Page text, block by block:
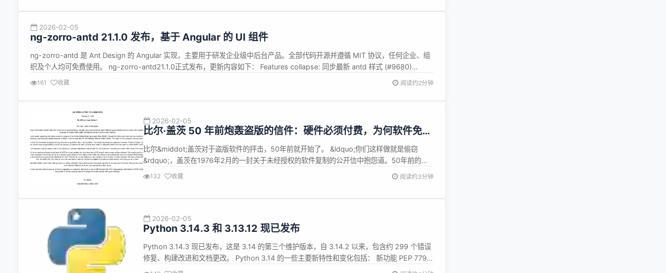
2026-02-05
ng-zorro-antd 21.1.0 发布，基于 Angular 的 UI 组件
ng-zorro-antd 是 Ant Design 的 Angular 实现，主要用于研发企业级中后台产品。全部代码开源并遵循 MIT 协议，任何企业、组
织及个人均可免费使用。 ng-zorro-antd21.1.0正式发布，更新内容如下： Features collapse: 同步最新 antd 样式 (#9680)
(4eec05...
161 收藏 阅读约2分钟
2026-02-05
比尔·盖茨 50 年前炮轰盗版的信件：硬件必须付费，为何软件免
费？
比尔&middot;盖茨对于盗版软件的抨击，50年前就开始了。 &ldquo;你们这样做就是偷窃
&rdquo;，盖茨在1976年2月的一封关于未经授权的软件复制的公开信中抱怨道。50年前的本
周，比尔&middot;盖茨撰写的《致业余爱好者的一封公开信》发布，与当时刚刚兴起的计算机
132 收藏 阅读约3分钟
2026-02-05
Python 3.14.3 和 3.13.12 现已发布
Python 3.14.3 现已发布，这是 3.14 的第三个维护版本，自 3.14.2 以来，包含约 299 个错误
修复、构建改进和文档更改。 Python 3.14 的一些主要新特性和变化包括： 新功能 PEP 779：
自由线程 Python 正式获得支持 PEP 649：类型注释的评估现在被推迟，从而改善了使用注释